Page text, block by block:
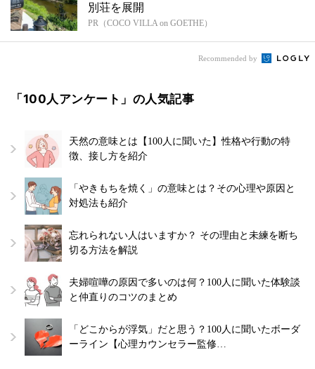
別荘を展開
PR（COCO VILLA on GOETHE）
Recommended by
「100人アンケート」の人気記事
天然の意味とは【100人に聞いた】性格や行動の特
徴、接し方を紹介
「やきもちを焼く」の意味とは？その心理や原因と
対処法も紹介
忘れられない人はいますか？ その理由と未練を断ち
切る方法を解説
夫婦喧嘩の原因で多いのは何？100人に聞いた体験談
と仲直りのコツのまとめ
「どこからが浮気」だと思う？100人に聞いたボーダ
ーライン【心理カウンセラー監修…